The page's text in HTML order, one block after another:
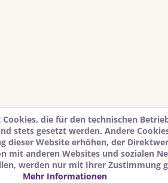
die für den technischen
stets gesetzt werden. Andere
dieser Website erhöhen, der
mit anderen Websites und sozialen
werden nur mit Ihrer Zustimmung
Mehr Informationen